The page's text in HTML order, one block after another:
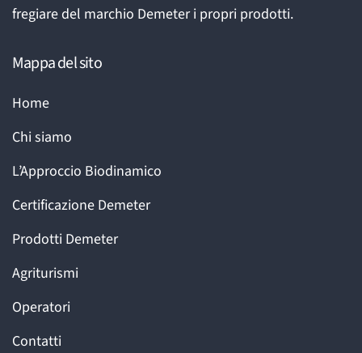
fregiare del marchio Demeter i propri prodotti.
Mappa del sito
Home
Chi siamo
L’Approccio Biodinamico
Certificazione Demeter
Prodotti Demeter
Agriturismi
Operatori
Contatti